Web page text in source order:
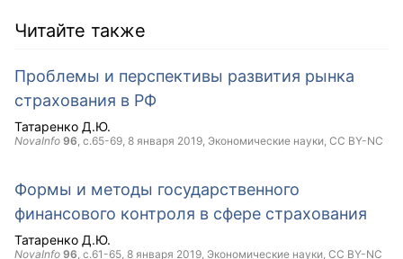
Читайте также
Проблемы и перспективы развития рынка
страхования в РФ
Татаренко Д.Ю.
NovaInfo 96, с.65-69, 8 января 2019, Экономические науки, CC BY-NC
Формы и методы государственного
финансового контроля в сфере страхования
Татаренко Д.Ю.
NovaInfo 96, с.61-65, 8 января 2019, Экономические науки, CC BY-NC